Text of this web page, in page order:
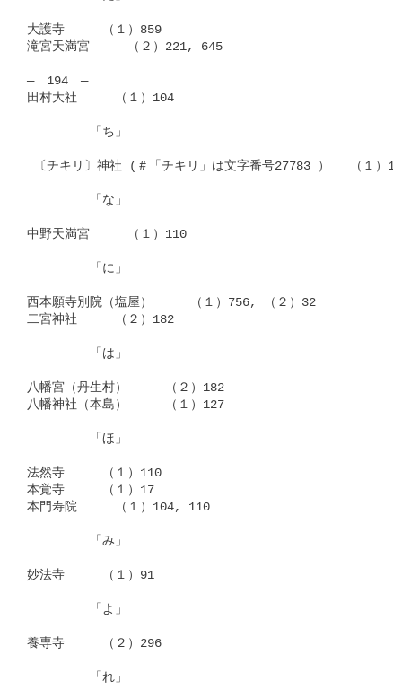
大護寺　　　（１）859
滝宮天満宮　　　（２）221, 645
―　194　―
田村大社　　　（１）104
「ち」
〔チキリ〕神社 (＃「チキリ」は文字番号27783 ） 　（１）
「な」
中野天満宮　　　（１）110
「に」
西本願寺別院（塩屋）　　　（１）756, （２）32
二宮神社　　　（２）182
「は」
八幡宮（丹生村）　　　（２）182
八幡神社（本島）　　　（１）127
「ほ」
法然寺　　　（１）110
本覚寺　　　（１）17
本門寿院　　　（１）104, 110
「み」
妙法寺　　　（１）91
「よ」
養専寺　　　（２）296
「れ」